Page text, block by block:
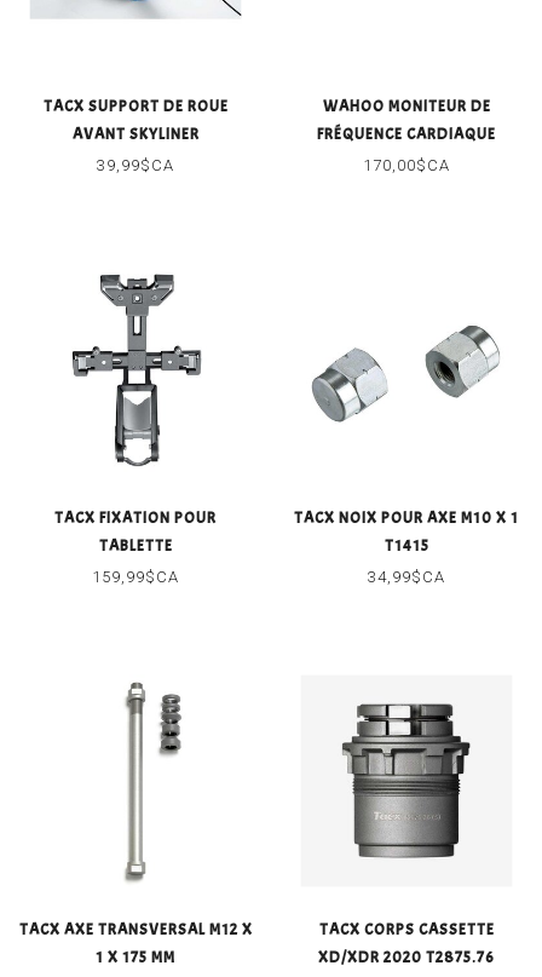
TACX SUPPORT DE ROUE
AVANT SKYLINER
39,99$CA
WAHOO MONITEUR DE
FRÉQUENCE CARDIAQUE
TRACKR
170,00$CA
TACX FIXATION POUR
TABLETTE
159,99$CA
TACX NOIX POUR AXE M10 X 1
T1415
34,99$CA
TACX AXE TRANSVERSAL M12 X
1 X 175 MM
TACX CORPS CASSETTE
XD/XDR 2020 T2875.76